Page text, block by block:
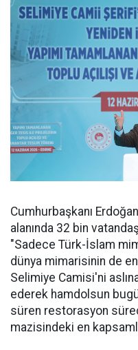
Cumhurbaşkanı
alanında 32 bin
"Sadece Türk-İslam
dünya mimarisinin de
Selimiye Camisi'ni
ederek hamdolsun
süren restorasyon
mazisindeki en